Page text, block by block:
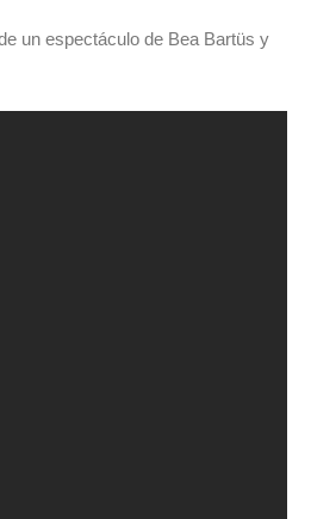
un espectáculo de Bea Bartüs y